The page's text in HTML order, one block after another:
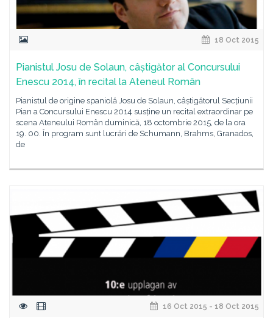
18 Oct 2015
Pianistul Josu de Solaun, câștigător al Concursului
Enescu 2014, în recital la Ateneul Român
Pianistul de origine spaniolă Josu de Solaun, câștigătorul Secțiunii
Pian a Concursului Enescu 2014 susține un recital extraordinar pe
scena Ateneului Român duminică, 18 octombrie 2015, de la ora
19. 00. În program sunt lucrări de Schumann, Brahms, Granados,
de
16 Oct 2015 - 18 Oct 2015